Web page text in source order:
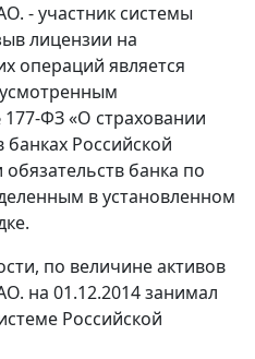
- участник системы
лицензии на
операций является
ФЗ «О страховании
банках Российской
банка по
в установленном
по величине активов
на 01.12.2014 занимал
Российской